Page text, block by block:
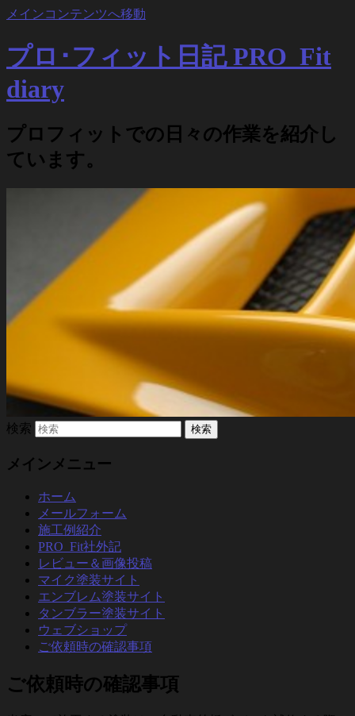
メインコンテンツへ移動
プロ･フィット日記 PRO_Fit
diary
プロフィットでの日々の作業を紹介し
ています。
検索
メインメニュー
ホーム
メールフォーム
施工例紹介
PRO_Fit社外記
レビュー＆画像投稿
マイク塗装サイト
エンブレム塗装サイト
タンブラー塗装サイト
ウェブショップ
ご依頼時の確認事項
ご依頼時の確認事項